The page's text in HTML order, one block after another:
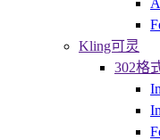
Kling可灵
302格